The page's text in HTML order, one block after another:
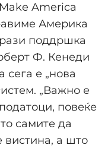
America
Америка
поддршка
Ф. Кенеди
сега е „нова
„Важно е
повеќе
самите да
а што